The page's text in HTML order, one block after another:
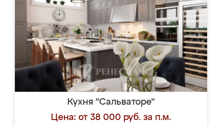
Кухня "Сальваторе"
Цена: от 38 000 руб. за п.м.